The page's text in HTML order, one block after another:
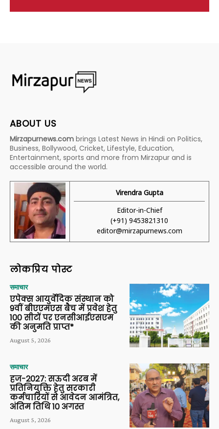
ABOUT US
Mirzapurnews.com brings Latest News in Hindi on Politics,
Business, Bollywood, Cricket, Lifestyle, Education,
Entertainment, sports and more from Mirzapur and is
accessible around the world.
Virendra Gupta
Editor-in-Chief
(+91) 9453821310
editor@mirzapurnews.com
लोकप्रिय पोस्ट
समाचार
एपेक्स आयुर्वेदिक संस्थान को
9वीं बीएएमएस बैच में प्रवेश हेतु
100 सीटों पर एनसीआईएसएम
की अनुमति प्राप्त*
August 5, 2026
समाचार
हज-2027: सऊदी अरब में
प्रतिनियुक्ति हेतु सरकारी
कर्मचारियों से आवेदन आमंत्रित,
अंतिम तिथि 10 अगस्त
August 5, 2026